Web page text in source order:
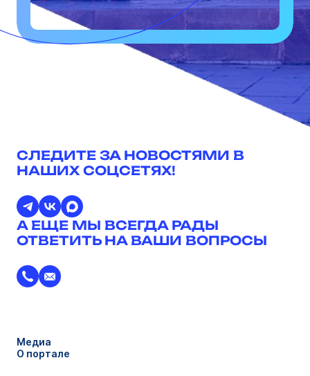
СЛЕДИТЕ ЗА НОВОСТЯМИ В
НАШИХ СОЦСЕТЯХ!
А ЕЩЕ МЫ ВСЕГДА РАДЫ
ОТВЕТИТЬ НА ВАШИ ВОПРОСЫ
Медиа
О портале